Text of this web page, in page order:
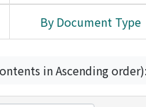
By Document Type
in Ascending